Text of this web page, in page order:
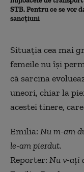
STB. Pentru ce se vor
sancțiuni
Situația cea mai
femeile nu își
că sarcina
uneori, chiar la
acestei tinere,
Emilia: Nu m-am
le-am pierdut.
Reporter: Nu v-ați